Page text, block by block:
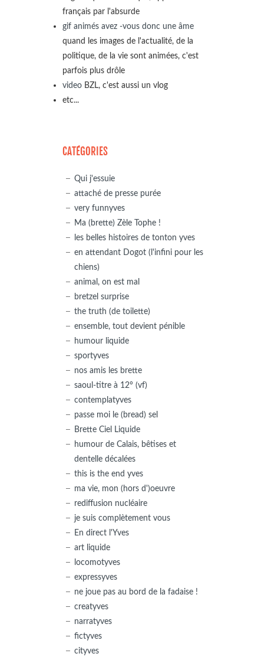
français par l'absurde
gif animés avez -vous donc une âme
quand les images de l'actualité, de la
politique, de la vie sont animées, c'est
parfois plus drôle
video BZL, c'est aussi un vlog
etc...
CATÉGORIES
Qui j'essuie
attaché de presse purée
very funnyves
Ma (brette) Zèle Tophe !
les belles histoires de tonton yves
en attendant Dogot (l'infini pour les
chiens)
animal, on est mal
bretzel surprise
the truth (de toilette)
ensemble, tout devient pénible
humour liquide
sportyves
nos amis les brette
saoul-titre à 12° (vf)
contemplatyves
passe moi le (bread) sel
Brette Ciel Liquide
humour de Calais, bêtises et
dentelle décalées
this is the end yves
ma vie, mon (hors d')oeuvre
rediffusion nucléaire
je suis complètement vous
En direct l'Yves
art liquide
locomotyves
expressyves
ne joue pas au bord de la fadaise !
creatyves
narratyves
fictyves
cityves